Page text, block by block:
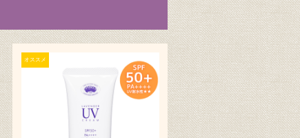
オススメ